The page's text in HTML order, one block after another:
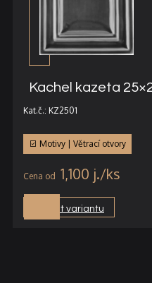
Kachel kazeta
Kat.č.: KZ2501
Motivy | Větrací otvory
1,100 j.
Vybrat variantu